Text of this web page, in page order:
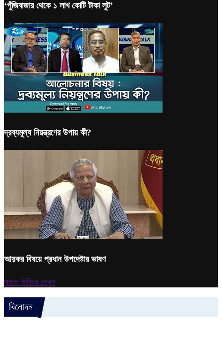
‘পুঁজিবাজার থেকে ১ লাখ কোটি টাকা লুট’
দ্রব্যমূল্য নিয়ন্ত্রণের উপায় কী?
আয়কর বিষয়ে প্রধান উপদেষ্টার ভাষণ
সকল ভিডিও দেখুন
বিনোদন